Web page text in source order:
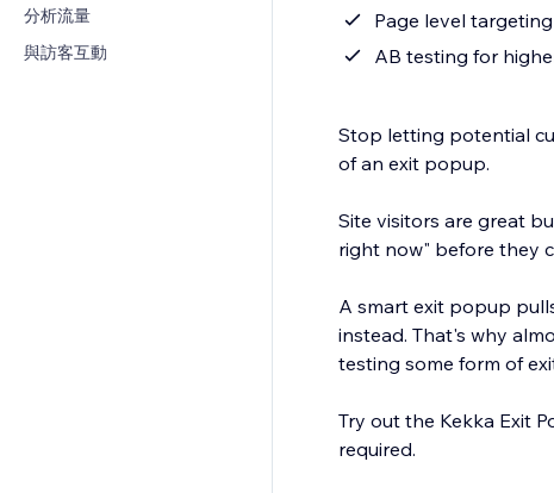
分析流量
與訪客互動
Page level
AB testing for
Stop letting potential
of an exit popup.
Site visitors are great
right now" before they
A smart exit popup
instead. That's why
testing some form of
Try out the Kekka Exit
required.